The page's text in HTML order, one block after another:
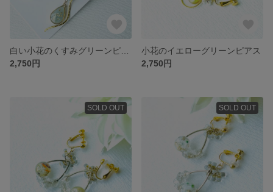
2,750円
小花のイエローグリーンピアス
2,750円
SOLD OUT SOLD OUT